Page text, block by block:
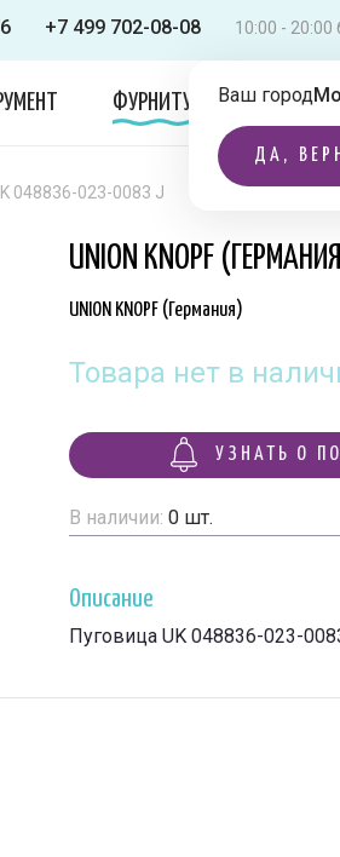
+7 499 702-08-08 10:00 -
Ваш город
ДА,
ФУРНИТУРА ОДЕЖДА
048836-023-0083 J
UNION KNOPF
UNION KNOPF (Германия)
Товара нет в
УЗНАТЬ О
В наличии: 0 шт.
Описание
Пуговица UK 048836-023-